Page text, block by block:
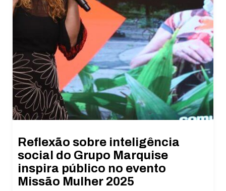
Reflexão sobre inteligência
social do Grupo Marquise
inspira público no evento
Missão Mulher 2025